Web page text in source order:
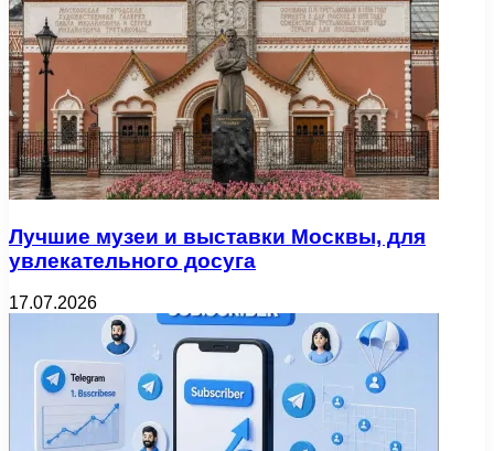
Лучшие музеи и выставки Москвы, для
увлекательного досуга
17.07.2026